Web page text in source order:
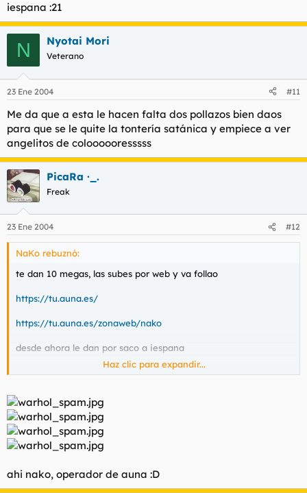
iespana :21
N Nyotai Mori
Veterano
23 Ene 2004 #11
Me da que a esta le hacen falta dos pollazos bien daos
para que se le quite la tontería satánica y empiece a ver
angelitos de coloooooresssss
PicaRa ·_.
Freak
23 Ene 2004 #12
NaKo rebuznó:
te dan 10 megas, las subes por web y va follao
https://tu.auna.es/
https://tu.auna.es/zonaweb/nako
desde ahora le dan por saco a iespana
iespana :21
Haz clic para expandir...
ahi nako, operador de auna :D